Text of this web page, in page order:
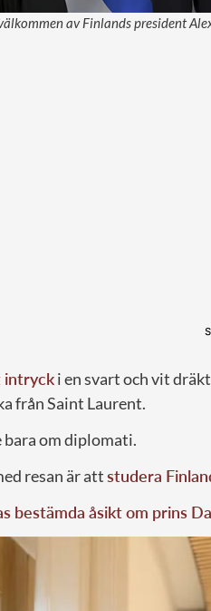
av Finlands president
intrycki en svart och vit
från Saint Laurent.
bara om diplomati.
resan är attstudera
bestämda åsikt om prins